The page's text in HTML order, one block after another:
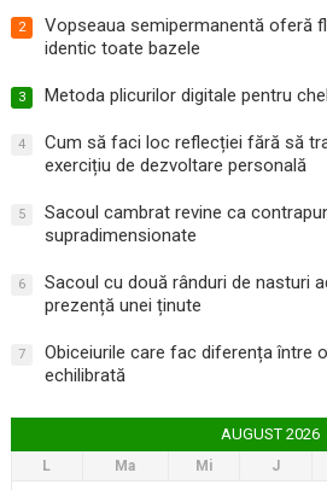
2
Vopseaua semipermanentă oferă
identic toate bazele
3 Metoda plicurilor digitale pentru
4
Cum să faci loc reflecției fără să
exercițiu de dezvoltare personală
5
Sacoul cambrat revine ca
supradimensionate
6
Sacoul cu două rânduri de nasturi
prezență unei ținute
7
Obiceiurile care fac diferența între
echilibrată
AUGUST 2026
L Ma Mi J